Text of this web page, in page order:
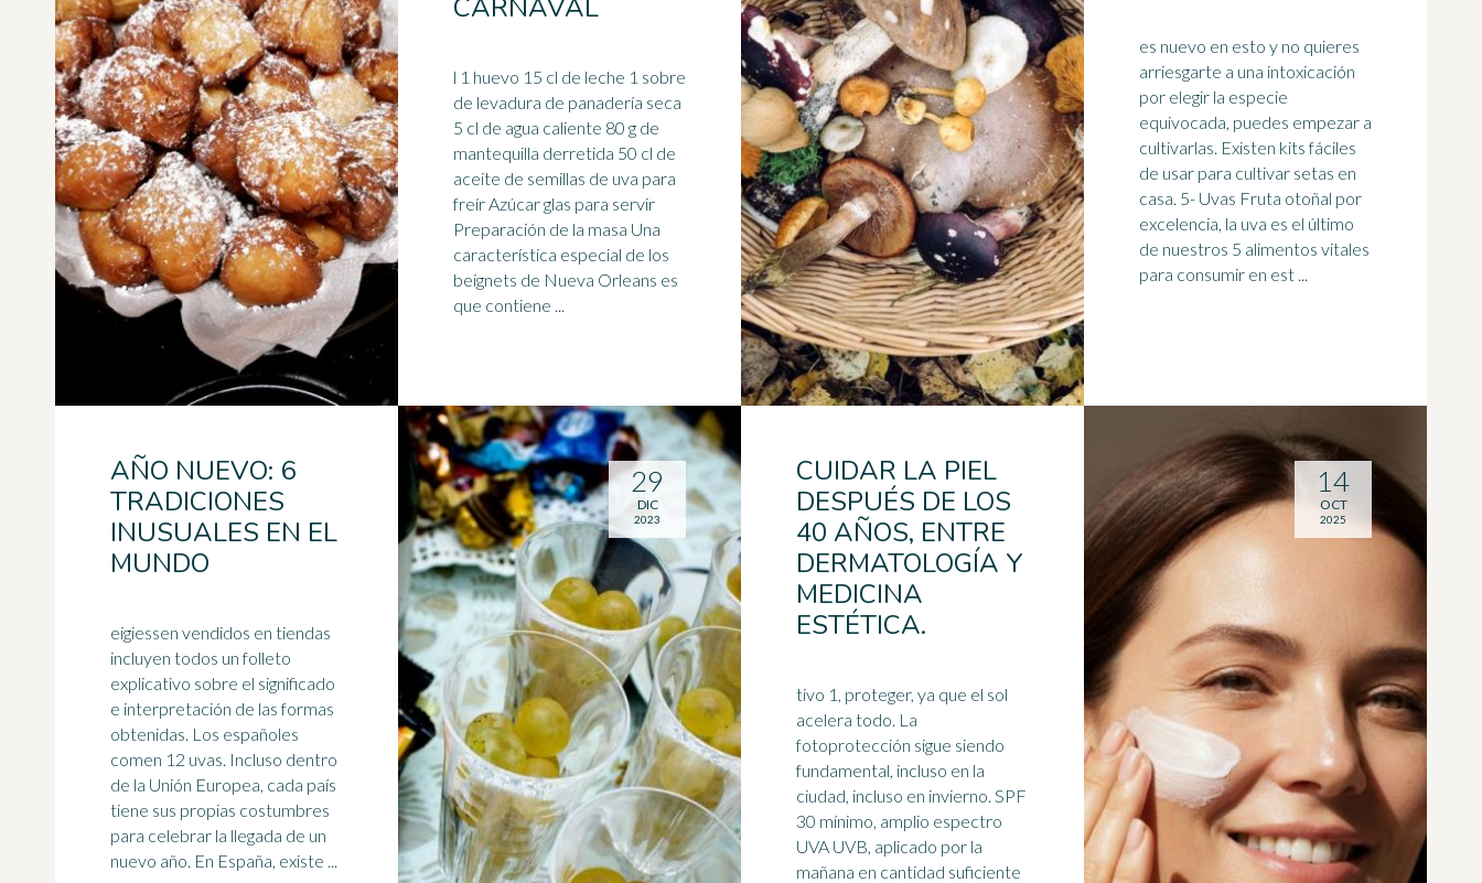
CARNAVAL
l 1 huevo 15 cl de leche 1 sobre
de levadura de panadería seca
5 cl de agua caliente 80 g de
mantequilla derretida 50 cl de
aceite de semillas de uva para
freír Azúcar glas para servir
Preparación de la masa Una
característica especial de los
beignets de Nueva Orleans es
que contiene ...
es nuevo en esto y no quieres
arriesgarte a una intoxicación
por elegir la especie
equivocada, puedes empezar a
cultivarlas. Existen kits fáciles
de usar para cultivar setas en
casa. 5- Uvas Fruta otoñal por
excelencia, la uva es el último
de nuestros 5 alimentos vitales
para consumir en est ...
AÑO NUEVO: 6
TRADICIONES
INUSUALES EN EL
MUNDO
eigiessen vendidos en tiendas
incluyen todos un folleto
explicativo sobre el significado
e interpretación de las formas
obtenidas. Los españoles
comen 12 uvas. Incluso dentro
de la Unión Europea, cada país
tiene sus propias costumbres
para celebrar la llegada de un
nuevo año. En España, existe ...
29
DIC
2023
CUIDAR LA PIEL
DESPUÉS DE LOS
40 AÑOS, ENTRE
DERMATOLOGÍA Y
MEDICINA
ESTÉTICA.
tivo 1, proteger, ya que el sol
acelera todo. La
fotoprotección sigue siendo
fundamental, incluso en la
ciudad, incluso en invierno. SPF
30 mínimo, amplio espectro
UVA UVB, aplicado por la
mañana en cantidad suficiente
14
OCT
2025